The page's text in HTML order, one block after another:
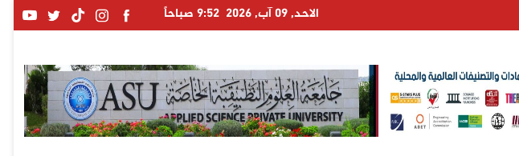
الاحد, 09 آب, 2026 9:52 صباحاً